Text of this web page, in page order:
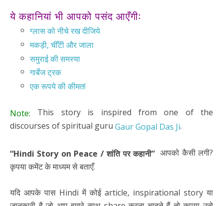
ये कहानियां भी आपको पसंद आएँगी:
ग्लास को नीचे रख दीजिये
मकड़ी, चीँटी और जाला
समुराई की समस्या
गार्बेज ट्रक
एक रूपये की कीमत!
Note: This story is inspired from one of the
discourses of spiritual guru Gaur Gopal Das Ji.
“Hindi Story on Peace / शांति पर कहानी” आपको कैसी लगी?
कृपया कमेंट के माध्यम से बताएँ.
यदि आपके पास Hindi में कोई article, inspirational story या